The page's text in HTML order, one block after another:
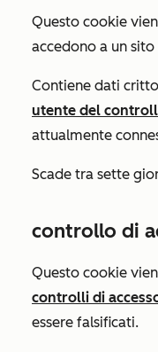
Questo cookie
accedono a un
Contiene dati
utente del
attualmente
Scade tra sette
controllo di
Questo cookie
controlli di
essere falsificati.